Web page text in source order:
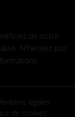
de notre
N'hésitez pas
légales
de cookies